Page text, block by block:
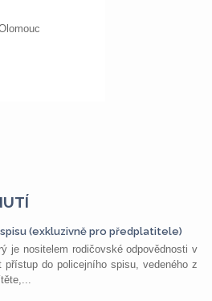
(exkluzivně pro předplatitele)
je nositelem rodičovské odpovědnosti v
přístup do policejního spisu, vedeného z